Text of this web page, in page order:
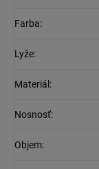
Farba:
Lyže:
Materiál :
Nosnosť:
Objem: